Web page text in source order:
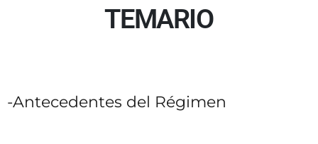
TEMARIO
-Antecedentes del Régimen